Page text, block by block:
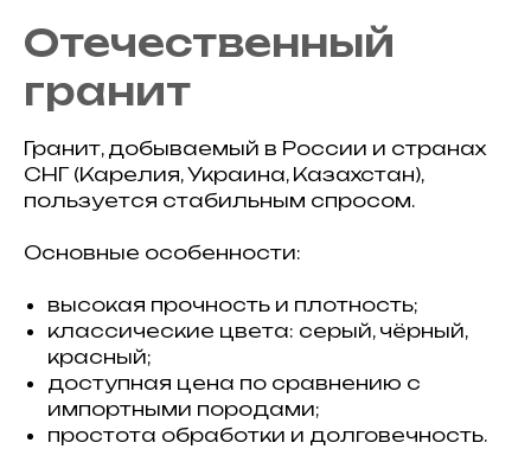
Отечественный
гранит
Гранит, добываемый в России и странах
СНГ (Карелия, Украина, Казахстан),
пользуется стабильным спросом.
Основные особенности:
высокая прочность и плотность;
классические цвета: серый, чёрный,
красный;
доступная цена по сравнению с
импортными породами;
простота обработки и долговечность.